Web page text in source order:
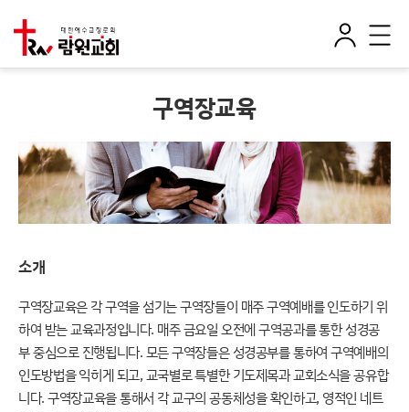
그
전
체
구역장교육
소개
구역장교육은 각 구역을 섬기는 구역장들이 매주 구역예배를 인도하기 위
하여 받는 교육과정입니다. 매주 금요일 오전에 구역공과를 통한 성경공
부 중심으로 진행됩니다. 모든 구역장들은 성경공부를 통하여 구역예배의
인도방법을 익히게 되고, 교국별로 특별한 기도제목과 교회소식을 공유합
니다. 구역장교육을 통해서 각 교구의 공동체성을 확인하고, 영적인 네트